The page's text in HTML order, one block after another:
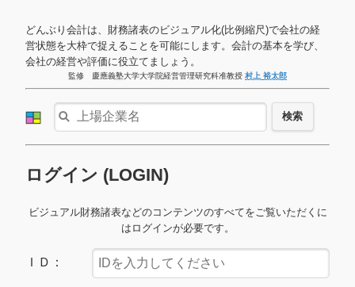
どんぶり会計は、財務諸表のビジュアル化(比例縮尺)で会社の経
営状態を大枠で捉えることを可能にします。会計の基本を学び、
会社の経営や評価に役立てましょう。
監修 慶應義塾大学大学院経営管理研究科准教授 村上 裕太郎
検索
ログイン (LOGIN)
ビジュアル財務諸表などのコンテンツのすべてをご覧いただくに
はログインが必要です。
ＩＤ：